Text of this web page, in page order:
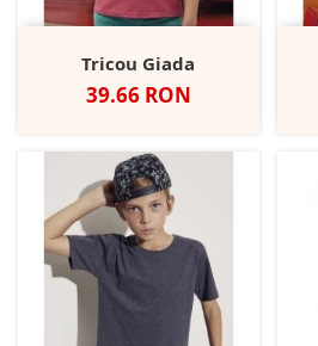
Tricou Giada
Pret
39.66 RON